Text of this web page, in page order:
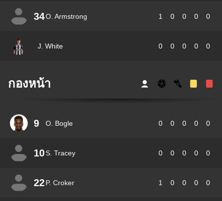
34O. Armstrong 1 0 0 0 0
J. White 0 0 0 0 0
กองหน้า
9 O. Bogle 0 0 0 0 0
10S. Tracey 0 0 0 0 0
22P. Croker 1 0 0 0 0